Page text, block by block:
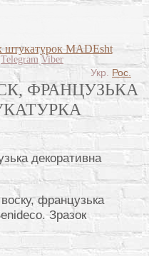
Telegram Viber
ФРАНЦУЗЬКА
французька
Зразок
Укр. Рос.